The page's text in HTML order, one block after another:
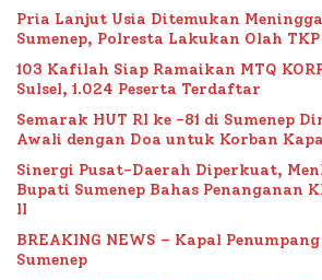
Pria Lanjut Usia Ditemukan
Sumenep, Polresta Lakukan Olah TKP
103 Kafilah Siap Ramaikan MTQ
Sulsel, 1.024 Peserta Terdaftar
Semarak HUT RI ke -81 di Sumenep
Awali dengan Doa untuk Korban
Sinergi Pusat-Daerah Diperkuat,
Bupati Sumenep Bahas Penanganan
II
BREAKING NEWS – Kapal
Sumenep